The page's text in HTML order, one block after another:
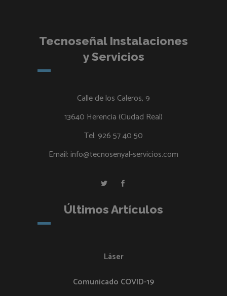
Tecnoseñal Instalaciones
y Servicios
Calle de los Caleros, 9
13640 Herencia (Ciudad Real)
Tel: 926 57 40 50
Email: info@tecnosenyal-servicios.com
Últimos Artículos
Láser
Comunicado COVID-19